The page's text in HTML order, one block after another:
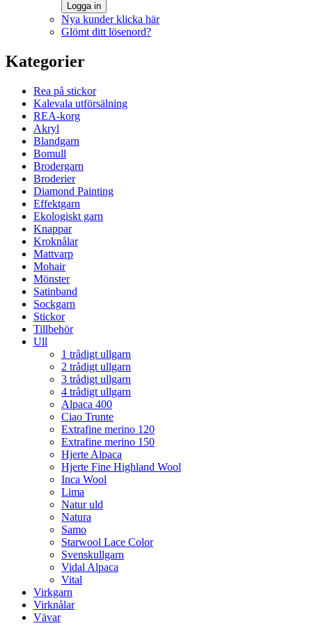
Logga in
Nya kunder klicka här
Glömt ditt lösenord?
Kategorier
Rea på stickor
Kalevala utförsälning
REA-korg
Akryl
Blandgarn
Bomull
Brodergarn
Broderier
Diamond Painting
Effektgarn
Ekologiskt garn
Knappar
Kroknålar
Mattvarp
Mohair
Mönster
Satinband
Sockgarn
Stickor
Tillbehör
Ull
1 trådigt ullgarn
2 trådigt ullgarn
3 trådigt ullgarn
4 trådigt ullgarn
Alpaca 400
Ciao Trunte
Extrafine merino 120
Extrafine merino 150
Hjerte Alpaca
Hjerte Fine Highland Wool
Inca Wool
Lima
Natur uld
Natura
Samo
Starwool Lace Color
Svenskullgarn
Vidal Alpaca
Vital
Virkgarn
Virknålar
Vävar